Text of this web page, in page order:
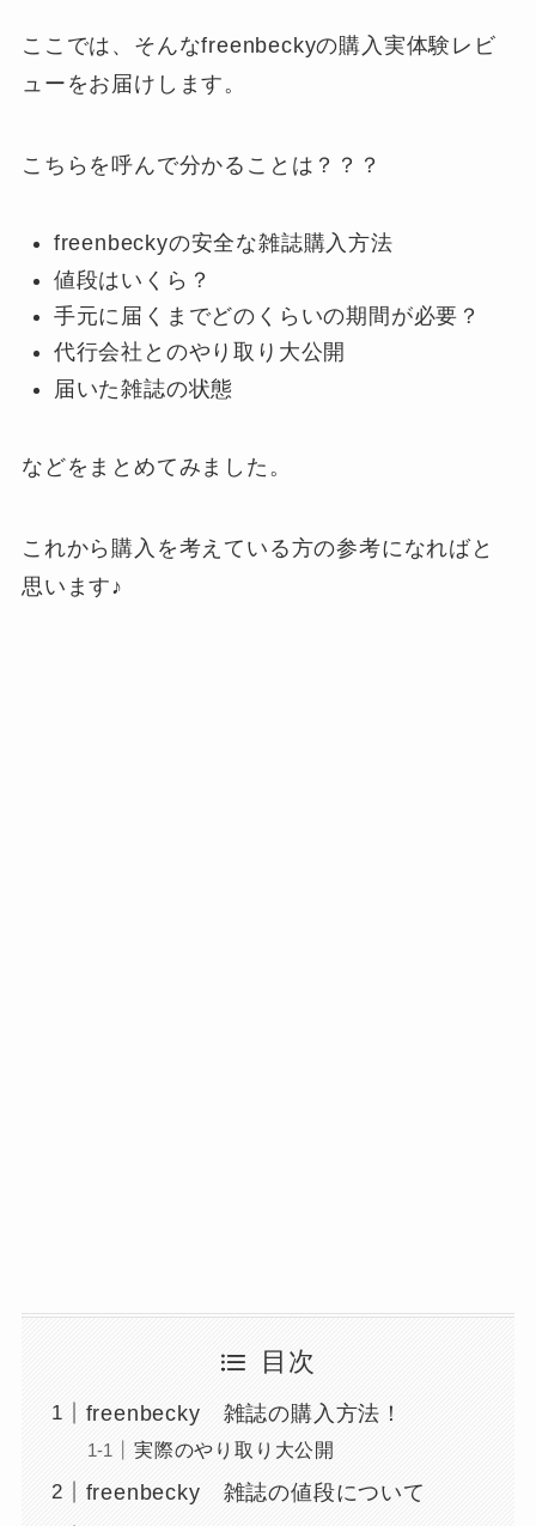
ここでは、そんなfreenbeckyの購入実体験レビ
ューをお届けします。
こちらを呼んで分かることは？？？
freenbeckyの安全な雑誌購入方法
値段はいくら？
手元に届くまでどのくらいの期間が必要？
代行会社とのやり取り大公開
届いた雑誌の状態
などをまとめてみました。
これから購入を考えている方の参考になればと
思います♪
目次
freenbecky 雑誌の購入方法！
実際のやり取り大公開
freenbecky 雑誌の値段について